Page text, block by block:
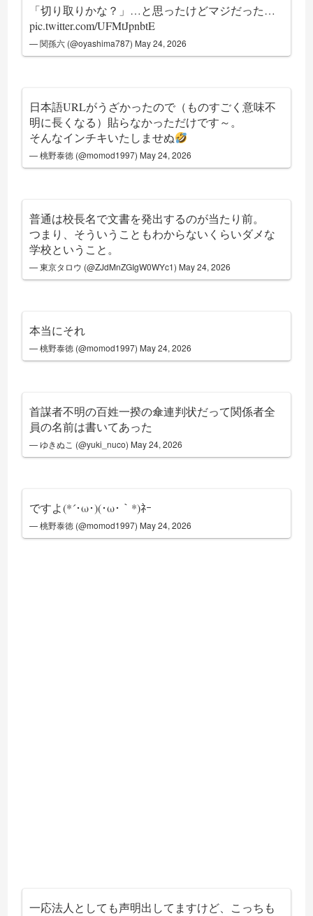
「切り取りかな？」…と思ったけどマジだった…
pic.twitter.com/UFMtJpnbtE
— 関孫六 (@oyashima787) May 24, 2026
日本語URLがうざかったので（ものすごく意味不
明に長くなる）貼らなかっただけです～。
そんなインチキいたしませぬ
— 桃野泰徳 (@momod1997) May 24, 2026
普通は校長名で文書を発出するのが当たり前。
つまり、そういうこともわからないくらいダメな
学校ということ。
— 東京タロウ (@ZJdMnZGIgW0WYc1) May 24, 2026
本当にそれ
— 桃野泰徳 (@momod1997) May 24, 2026
首謀者不明の百姓一揆の傘連判状だって関係者全
員の名前は書いてあった
— ゆきぬこ (@yuki_nuco) May 24, 2026
ですよ(*´･ω･)(･ω･｀*)ﾈｰ
— 桃野泰徳 (@momod1997) May 24, 2026
一応法人としても声明出してますけど、こっちも